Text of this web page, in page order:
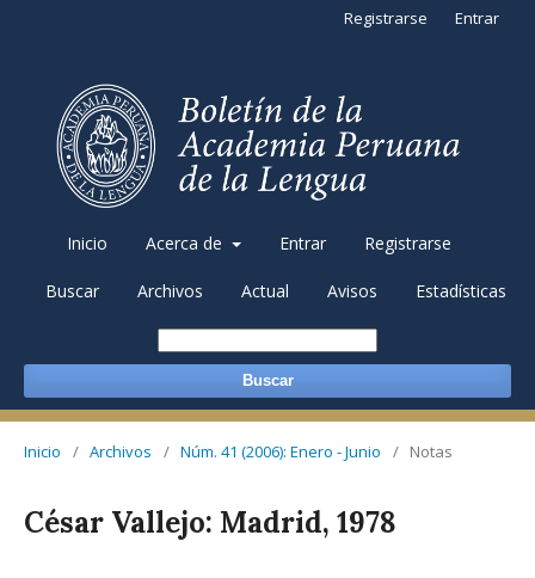
Inicio Acerca de Entrar Registrarse
Buscar Archivos Actual Avisos Estadísticas
Buscar
Registrarse Entrar
Inicio / Archivos / Núm. 41 (2006): Enero - Junio / Notas
César Vallejo: Madrid, 1978